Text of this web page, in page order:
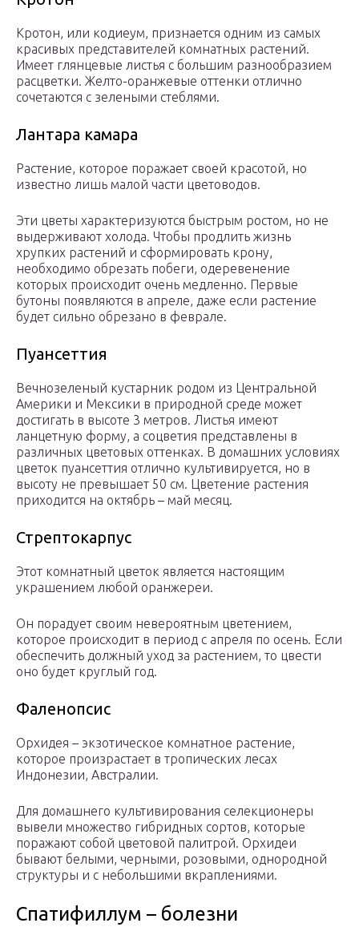
Кротон, или кодиеум, признается одним из самых
красивых представителей комнатных растений.
Имеет глянцевые листья с большим разнообразием
расцветки. Желто-оранжевые оттенки отлично
сочетаются с зелеными стеблями.
Лантара камара
Растение, которое поражает своей красотой, но
известно лишь малой части цветоводов.
Эти цветы характеризуются быстрым ростом, но не
выдерживают холода. Чтобы продлить жизнь
хрупких растений и сформировать крону,
необходимо обрезать побеги, одеревенение
которых происходит очень медленно. Первые
бутоны появляются в апреле, даже если растение
будет сильно обрезано в феврале.
Пуансеттия
Вечнозеленый кустарник родом из Центральной
Америки и Мексики в природной среде может
достигать в высоте 3 метров. Листья имеют
ланцетную форму, а соцветия представлены в
различных цветовых оттенках. В домашних условиях
цветок пуансеттия отлично культивируется, но в
высоту не превышает 50 см. Цветение растения
приходится на октябрь – май месяц.
Стрептокарпус
Этот комнатный цветок является настоящим
украшением любой оранжереи.
Он порадует своим невероятным цветением,
которое происходит в период с апреля по осень. Если
обеспечить должный уход за растением, то цвести
оно будет круглый год.
Фаленопсис
Орхидея – экзотическое комнатное растение,
которое произрастает в тропических лесах
Индонезии, Австралии.
Для домашнего культивирования селекционеры
вывели множество гибридных сортов, которые
поражают собой цветовой палитрой. Орхидеи
бывают белыми, черными, розовыми, однородной
структуры и с небольшими вкраплениями.
Спатифиллум – болезни